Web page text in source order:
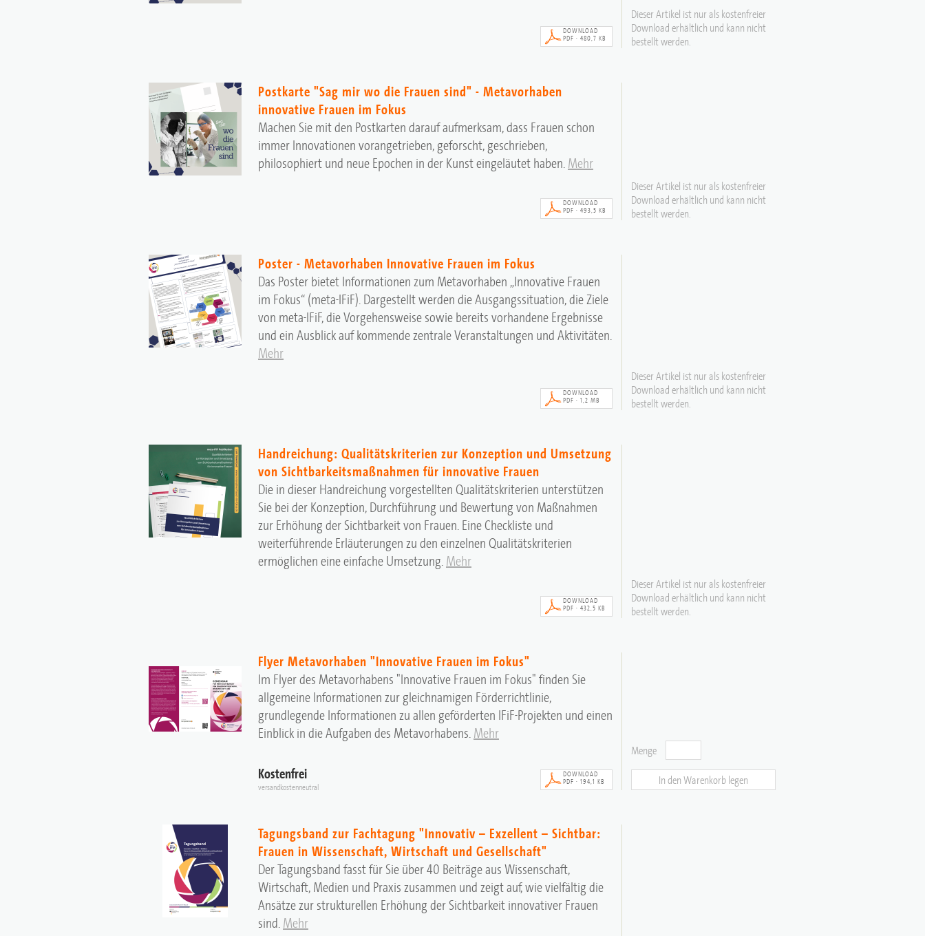
DOWNLOAD
PDF · 480,7 KB
Dieser Artikel ist nur als kostenfreier
Download erhältlich und kann nicht
bestellt werden.
Postkarte "Sag mir wo die Frauen sind" - Metavorhaben
innovative Frauen im Fokus
Machen Sie mit den Postkarten darauf aufmerksam, dass Frauen schon
immer Innovationen vorangetrieben, geforscht, geschrieben,
philosophiert und neue Epochen in der Kunst eingeläutet haben. Mehr
DOWNLOAD
PDF · 493,5 KB
Dieser Artikel ist nur als kostenfreier
Download erhältlich und kann nicht
bestellt werden.
Poster - Metavorhaben Innovative Frauen im Fokus
Das Poster bietet Informationen zum Metavorhaben „Innovative Frauen
im Fokus“ (meta-IFiF). Dargestellt werden die Ausgangssituation, die Ziele
von meta-IFiF, die Vorgehensweise sowie bereits vorhandene Ergebnisse
und ein Ausblick auf kommende zentrale Veranstaltungen und Aktivitäten.
Mehr
DOWNLOAD
PDF · 1,2 MB
Dieser Artikel ist nur als kostenfreier
Download erhältlich und kann nicht
bestellt werden.
Handreichung: Qualitätskriterien zur Konzeption und Umsetzung
von Sichtbarkeitsmaßnahmen für innovative Frauen
Die in dieser Handreichung vorgestellten Qualitätskriterien unterstützen
Sie bei der Konzeption, Durchführung und Bewertung von Maßnahmen
zur Erhöhung der Sichtbarkeit von Frauen. Eine Checkliste und
weiterführende Erläuterungen zu den einzelnen Qualitätskriterien
ermöglichen eine einfache Umsetzung. Mehr
DOWNLOAD
PDF · 432,5 KB
Dieser Artikel ist nur als kostenfreier
Download erhältlich und kann nicht
bestellt werden.
Flyer Metavorhaben "Innovative Frauen im Fokus"
Im Flyer des Metavorhabens "Innovative Frauen im Fokus" finden Sie
allgemeine Informationen zur gleichnamigen Förderrichtlinie,
grundlegende Informationen zu allen geförderten IFiF-Projekten und einen
Einblick in die Aufgaben des Metavorhabens. Mehr
Kostenfrei
versandkostenneutral
DOWNLOAD
PDF · 194,1 KB
Menge
In den Warenkorb legen
Tagungsband zur Fachtagung "Innovativ – Exzellent – Sichtbar:
Frauen in Wissenschaft, Wirtschaft und Gesellschaft"
Der Tagungsband fasst für Sie über 40 Beiträge aus Wissenschaft,
Wirtschaft, Medien und Praxis zusammen und zeigt auf, wie vielfältig die
Ansätze zur strukturellen Erhöhung der Sichtbarkeit innovativer Frauen
sind. Mehr